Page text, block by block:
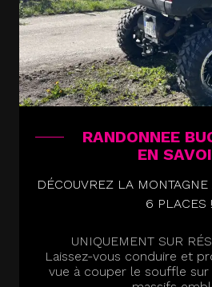
RANDONNEE
EN
DÉCOUVREZ LA
6 PLACES !
UNIQUEMENT SUR
Laissez-vous conduire et
vue à couper le souffle